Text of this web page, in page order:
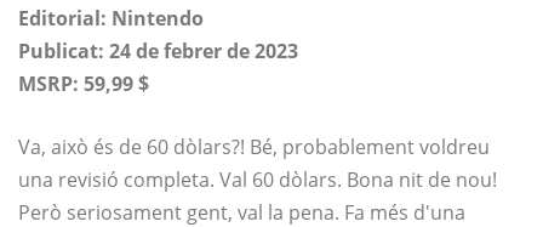
Editorial: Nintendo
Publicat: 24 de febrer de 2023
MSRP: 59,99 $
Va, això és de 60 dòlars?! Bé, probablement voldreu
una revisió completa. Val 60 dòlars. Bona nit de nou!
Però seriosament gent, val la pena. Fa més d'una